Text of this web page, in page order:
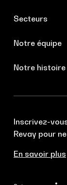
Secteurs
Notre équipe
Notre histoire
Inscrivez-
Revay pour
En savoir plus